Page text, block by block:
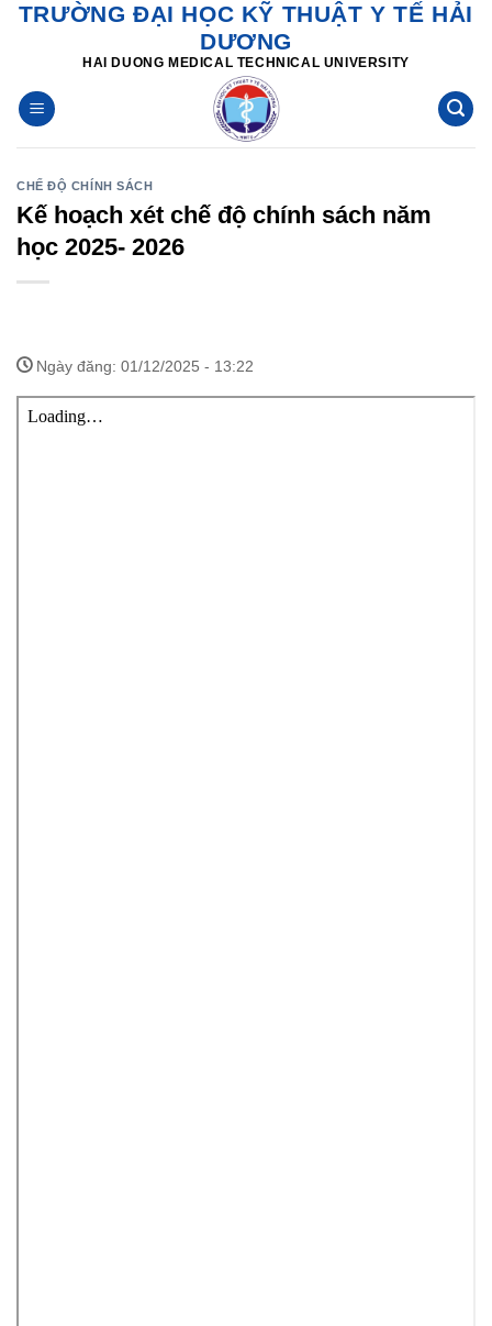
SkipTRƯỜNG ĐẠI HỌC KỸ THUẬT Y TẾ HẢI
DƯƠNG
HAI DUONG MEDICAL TECHNICAL UNIVERSITY
CHẾ ĐỘ CHÍNH SÁCH
Kế hoạch xét chế độ chính sách năm
học 2025- 2026
Ngày đăng: 01/12/2025 - 13:22